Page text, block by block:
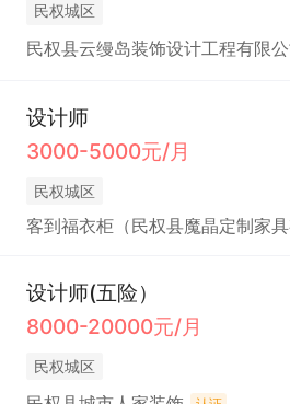
民权城区
民权县云缦岛装饰设计工程有限公
设计师
3000-5000元/月
民权城区
客到福衣柜（民权县魔晶定制家具
设计师(五险）
8000-20000元/月
民权城区